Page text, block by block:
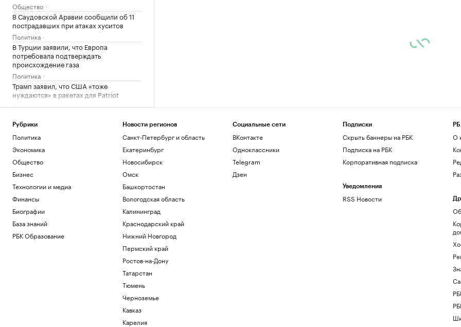
Общество
В Саудовской Аравии сообщили об 11
пострадавших при атаках хуситов
Политика
В Турции заявили, что Европа
потребовала подтверждать
происхождение газа
Политика
Трамп заявил, что США «тоже
нуждаются» в ракетах для Patriot
Политика
крупнейшие финансовые компании
США
Трамп подписал указы,
ограничивающие право на
гражданство по рождению
Политика
«Ковер»
Политика
Четыре человека погибли при взрыве в
автобусе в Сирии
Рубрики
Политика
Экономика
Общество
Бизнес
Технологии и медиа
Финансы
Биографии
База знаний
РБК Образование
Новости регионов
Санкт-Петербург и область
Екатеринбург
Новосибирск
Омск
Башкортостан
Вологодская область
Калининград
Краснодарский край
Нижний Новгород
Пермский край
Ростов-на-Дону
Татарстан
Тюмень
Черноземье
Кавказ
Карелия
Социальные сети
ВКонтакте
Одноклассники
Telegram
Дзен
Подписки
Скрыть баннеры на РБК
Подписка на РБК
Корпоративная подписка
Уведомления
RSS Новости
О